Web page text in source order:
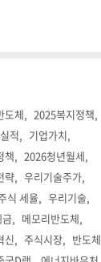
도체
2025복지정책
적
기업가치
책
2026청년월세
략
우리기술주가
식 세율
우리기술
금
메모리반도체
신 주식시장
반도체